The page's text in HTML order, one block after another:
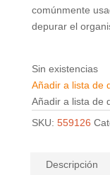
comúnmente
depurar el
Sin existencias
Añadir a lista de
Añadir a lista de
SKU: 559126
Descripción